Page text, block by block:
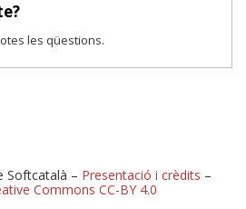
les qüestions.
Softcatalà – Presentació i crèdits –
Commons CC-BY 4.0